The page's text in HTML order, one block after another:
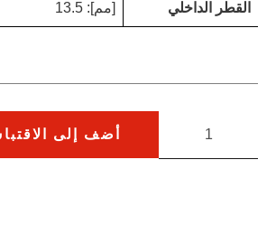
القطر الداخلي [مم]: 13.5
أضف إلى